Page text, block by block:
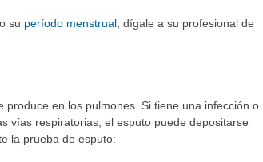
su período menstrual, dígale a su profesional de
en los pulmones. Si tiene una infección o
vías respiratorias, el esputo puede depositarse
la prueba de esputo: